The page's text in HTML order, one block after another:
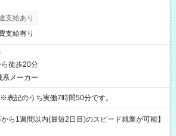
支給あり
支給有り
徒歩20分
系メーカー
8:00～17:00 ※表記のうち実働7時間50分です。
ら1週間以内(最短2日目)のスピード就業が可能】